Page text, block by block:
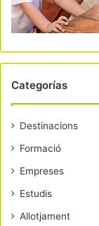
Categorías
Destinacions
Formació
Empreses
Estudis
Allotjament